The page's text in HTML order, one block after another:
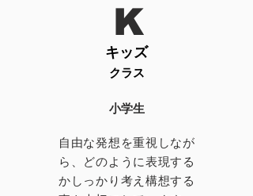
K
キッズ
クラス
小学生
自由な発想を重視しなが
ら、どのように表現する
かしっかり考え構想する